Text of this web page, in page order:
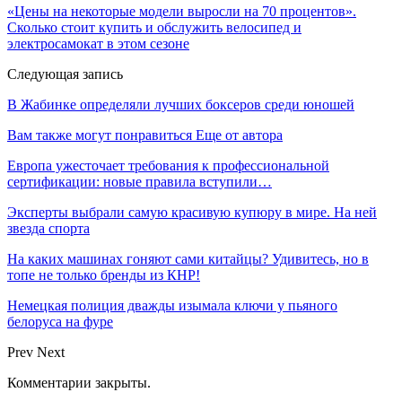
«Цены на некоторые модели выросли на 70 процентов».
Сколько стоит купить и обслужить велосипед и
электросамокат в этом сезоне
Следующая запись
В Жабинке определяли лучших боксеров среди юношей
Вам также могут понравиться Еще от автора
Европа ужесточает требования к профессиональной
сертификации: новые правила вступили…
Эксперты выбрали самую красивую купюру в мире. На ней
звезда спорта
На каких машинах гоняют сами китайцы? Удивитесь, но в
топе не только бренды из КНР!
Немецкая полиция дважды изымала ключи у пьяного
белоруса на фуре
Prev Next
Комментарии закрыты.